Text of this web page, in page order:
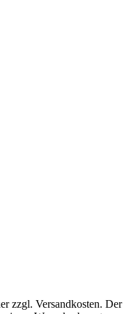
zzgl. Versandkosten. Der